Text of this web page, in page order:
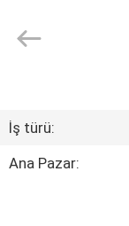
ÜRÜN
EQUIPMENT
CO.,LTD.
İş türü:
Ana Pazar: